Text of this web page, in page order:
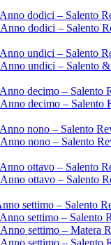
dodici – Salento
dodici – Salento
undici – Salento
undici – Salento
decimo – Salento
decimo – Salento
nono – Salento
nono – Salento
ottavo – Salento
ottavo – Salento
settimo – Salento
settimo – Salento
settimo – Matera
settimo – Salento